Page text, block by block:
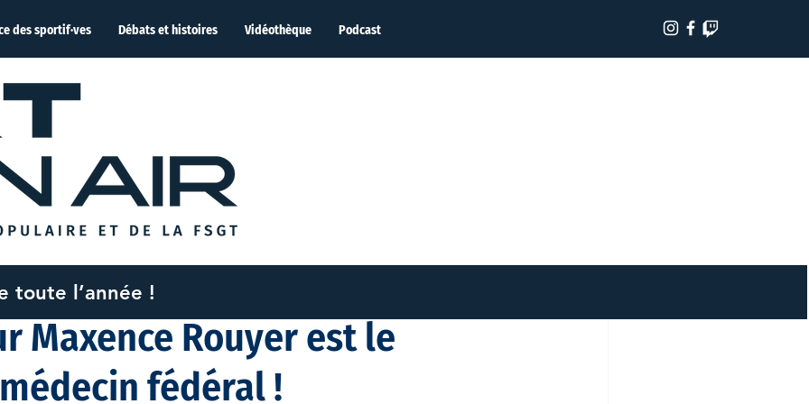
des sportif·ves Débats et histoires Vidéothèque Podcast
Maxence Rouyer est le
fédéral !
1 min de lecture
toute l’année !